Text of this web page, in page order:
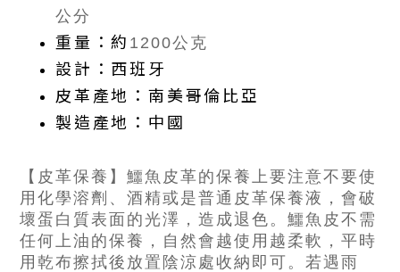
公分
重量：約 1200公克
設計：西班牙
皮革產地：南美哥倫比亞
製造產地：中國
【皮革保養】鱷魚皮革的保養上要注意不要使
用化學溶劑、酒精或是普通皮革保養液，會破
壞蛋白質表面的光澤，造成退色。鱷魚皮不需
任何上油的保養，自然會越使用越柔軟，平時
用乾布擦拭後放置陰涼處收納即可。若遇雨